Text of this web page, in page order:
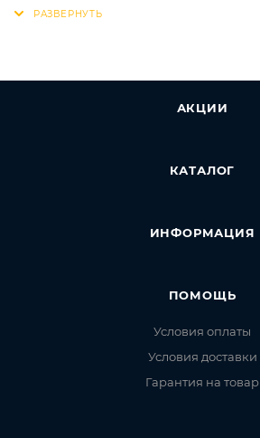
АКЦИИ
КАТАЛОГ
ИНФОРМАЦИЯ
ПОМОЩЬ
Условия оплаты
Условия доставки
Гарантия на товар